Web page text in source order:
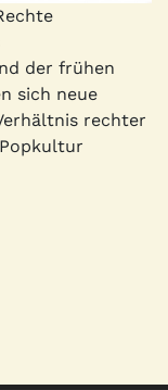
der frühen
sich neue
rechter